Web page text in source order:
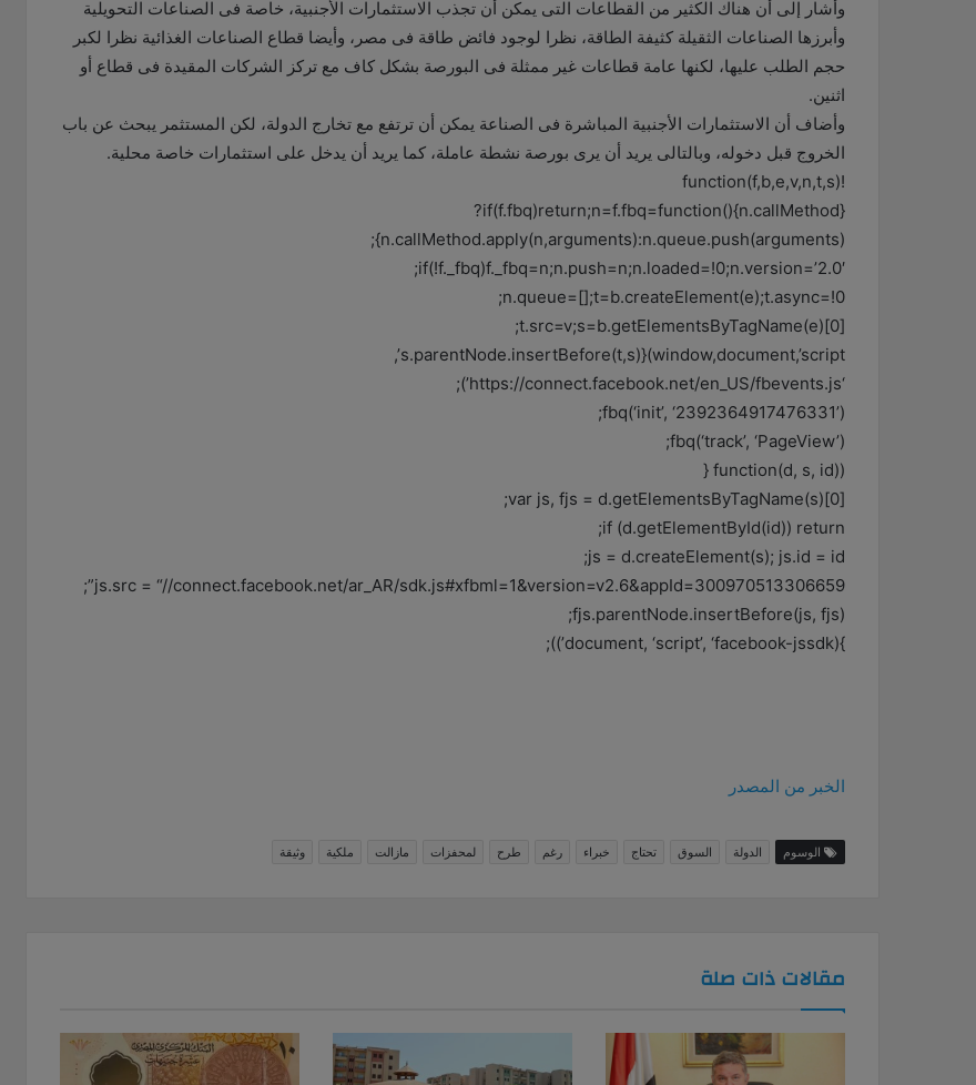
وأشار إلى أن هناك الكثير من القطاعات التى يمكن أن تجذب الاستثمارات الأجنبية، خاصة فى الصناعات التحويلية
وأبرزها الصناعات الثقيلة كثيفة الطاقة، نظرا لوجود فائض طاقة فى مصر، وأيضا قطاع الصناعات الغذائية نظرا لكبر
حجم الطلب عليها، لكنها عامة قطاعات غير ممثلة فى البورصة بشكل كاف مع تركز الشركات المقيدة فى قطاع أو
اثنين.
وأضاف أن الاستثمارات الأجنبية المباشرة فى الصناعة يمكن أن ترتفع مع تخارج الدولة، لكن المستثمر يبحث عن باب
الخروج قبل دخوله، وبالتالى يريد أن يرى بورصة نشطة عاملة، كما يريد أن يدخل على استثمارات خاصة محلية.
!function(f,b,e,v,n,t,s)
{if(f.fbq)return;n=f.fbq=function(){n.callMethod?
n.callMethod.apply(n,arguments):n.queue.push(arguments)};
if(!f._fbq)f._fbq=n;n.push=n;n.loaded=!0;n.version=’2.0′;
n.queue=[];t=b.createElement(e);t.async=!0;
t.src=v;s=b.getElementsByTagName(e)[0];
s.parentNode.insertBefore(t,s)}(window,document,’script’,
‘https://connect.facebook.net/en_US/fbevents.js’);
fbq(‘init’, ‘2392364917476331’);
fbq(‘track’, ‘PageView’);
(function(d, s, id) {
var js, fjs = d.getElementsByTagName(s)[0];
if (d.getElementById(id)) return;
js = d.createElement(s); js.id = id;
js.src = “//connect.facebook.net/ar_AR/sdk.js#xfbml=1&version=v2.6&appId=300970513306659”;
fjs.parentNode.insertBefore(js, fjs);
}(document, ‘script’, ‘facebook-jssdk’));
الخبر من المصدر
الوسوم الدولة السوق تحتاج خبراء رغم طرح لمحفزات مازالت ملكية وثيقة
مقالات ذات صلة